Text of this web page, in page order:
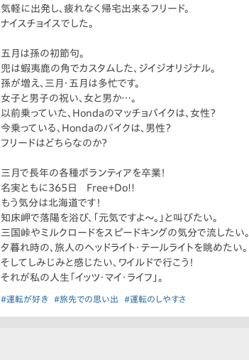
気軽に出発し、疲れなく帰宅出来るフリード。
ナイスチョイスでした。
五月は孫の初節句。
兜は蝦夷鹿の角でカスタムした、ジイジオリジナル。
孫が増え、三月・五月は多忙です。
女子と男子の祝い、女と男か…。
以前乗っていた、Hondaのマッチョバイクは、女性？
今乗っている、Hondaのバイクは、男性？
フリードはどちらなのか？
三月で長年の各種ボランティアを卒業！
名実ともに365日 Free＋Do!!
もう気分は北海道です！
知床岬で落陽を浴び、「元気ですよ〜。」と叫びたい。
三国峠やミルクロードをスピードキングの気分で流したい。
夕暮れ時の、旅人のヘッドライト・テールライトを眺めたい。
そしてしみじみと感じたい、ワイルドで行こう！
それが私の人生「イッツ・マイ・ライフ」。
#運転が好き #旅先での思い出 #運転のしやすさ